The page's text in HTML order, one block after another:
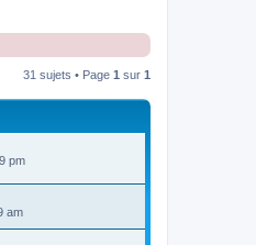
31 sujets • Page 1 sur 1
pm
am